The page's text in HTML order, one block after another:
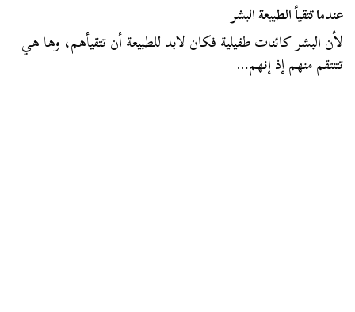
عندما تتقيأ الطبيعة البشر
لأن البشر كائنات طفيلية فكان لابد للطبيعة أن تتقيأهم، وها هي
تتنتقم منهم إذ إنهم…